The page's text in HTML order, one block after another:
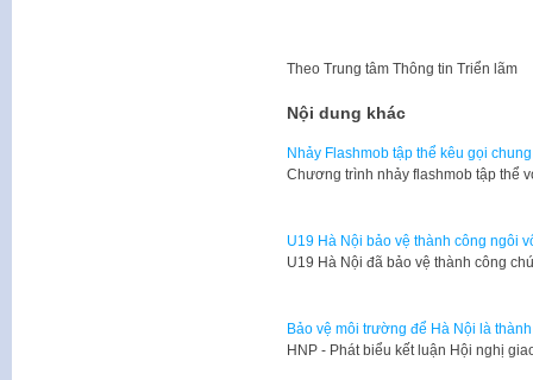
Theo Trung tâm Thông tin Triển lãm
Nội dung khác
Nhảy Flashmob tập thể kêu gọi
Chương trình nhảy flashmob tập thể
U19 Hà Nội bảo vệ thành công ngôi
U19 Hà Nội đã bảo vệ thành công
Bảo vệ môi trường để Hà Nội là
HNP - Phát biểu kết luận Hội nghị